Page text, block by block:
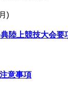
)
陸上競技大会要
意事項